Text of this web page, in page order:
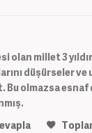
olan millet 3
düşürseler
Bu olmazsa esnaf